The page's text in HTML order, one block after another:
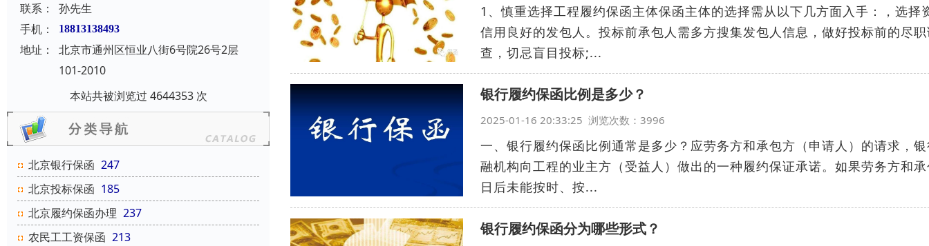
联系：
孙先生
手机：
18813138493
地址：
北京市通州区恒业八街6号院26号2层
101-2010
本站共被浏览过 4644353 次
北京银行保函 247
北京投标保函 185
北京履约保函办理 237
农民工工资保函 213
1、慎重选择工程履约保函主体保函主体的选择需从以下几方面入手：，选择
信用良好的发包人。投标前承包人需多方搜集发包人信息，做好投标前的尽
查，切忌盲目投标;...
银行履约保函比例是多少？
2025-01-16 20:33:25 浏览次数：3996
一、银行履约保函比例通常是多少？应劳务方和承包方（申请人）的请求，
融机构向工程的业主方（受益人）做出的一种履约保证承诺。如果劳务方和
日后未能按时、按...
银行履约保函分为哪些形式？